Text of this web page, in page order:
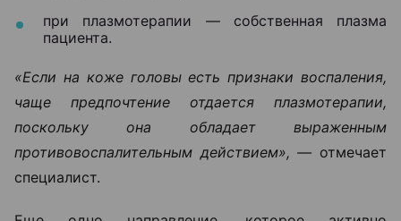
при плазмотерапии — собственная плазма
пациента.
«Если на коже головы есть признаки воспаления,
чаще предпочтение отдается плазмотерапии,
поскольку она обладает выраженным
противовоспалительным действием», — отмечает
специалист.